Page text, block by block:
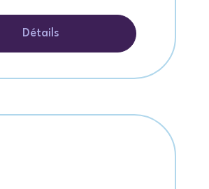
Détails